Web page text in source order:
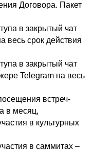
Договора. Пакет
в закрытый чат
весь срок действия
в закрытый чат
Telegram на весь
встреч-
в месяц,
в культурных
в саммитах –